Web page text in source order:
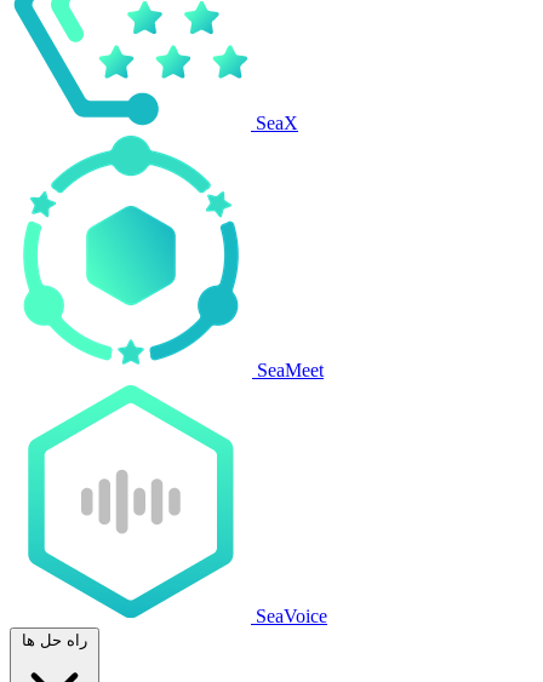
SeaX
SeaMeet
SeaVoice
راه حل ها